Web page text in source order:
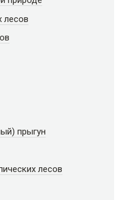
лесов
прыгун
лесов